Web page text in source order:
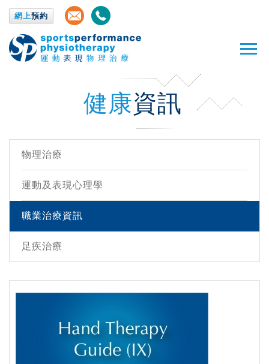
網上預約
健康資訊
物理治療
運動及表現心理學
職業治療資訊
足疾治療